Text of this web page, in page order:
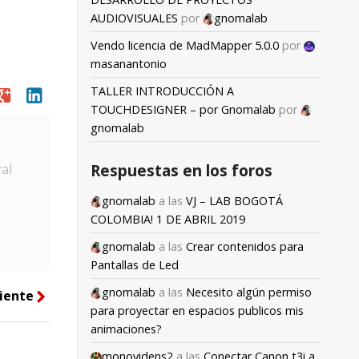
linkedin
right
AUDIOVISUALES por
gnomalab
Vendo licencia de MadMapper 5.0.0 por
masanantonio
TALLER INTRODUCCIÓN A
TOUCHDESIGNER – por Gnomalab por
gnomalab
Respuestas en los foros
gnomalab a las VJ – LAB BOGOTÁ
COLOMBIA! 1 DE ABRIL 2019
gnomalab a las Crear contenidos para
Pantallas de Led
gnomalab a las Necesito algún permiso
para proyectar en espacios publicos mis
animaciones?